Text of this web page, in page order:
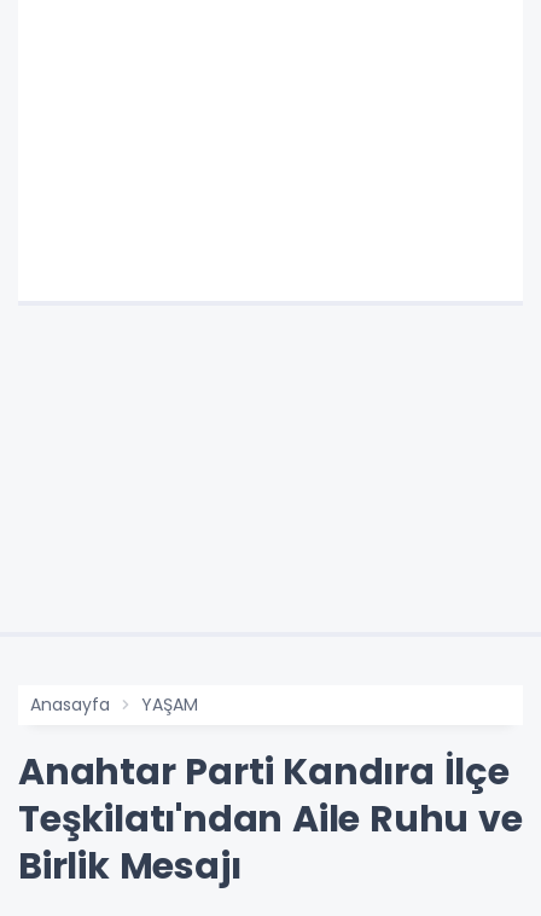
Anasayfa YAŞAM
Anahtar Parti Kandıra İlçe
Teşkilatı'ndan Aile Ruhu ve
Birlik Mesajı